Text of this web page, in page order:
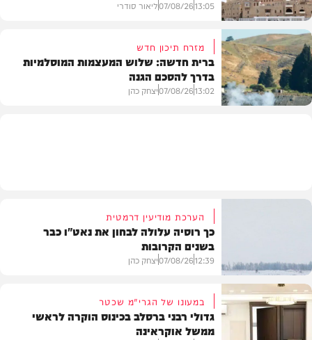
מזג האוויר
13:05
07/08/26ליאור סודרי
מזרח תיכון חדש
ברית חדשה: שלוש המעצמות המוסלמיות
בדרך להסכם הגנה
13:02
07/08/26יצחק כהן
הערכת מודיעין דרמטית
כך רוסיה עלולה לבחון את נאט"ו כבר
בשנים הקרובות
12:39
07/08/26יצחק כהן
במעונו של הגרי"מ שכטר
גדולי רבני ברסלב בכינוס הוקרה לראשי
ממשל אוקראינה